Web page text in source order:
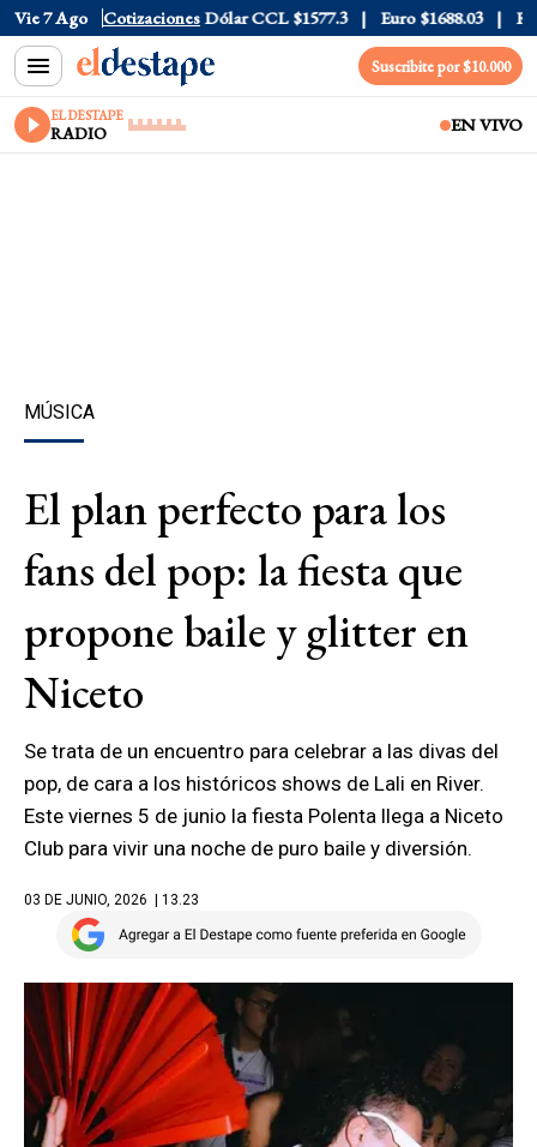
Vie 7 Ago Cotizaciones
Dólar Blue $1530 Dólar CCL $1577.3 Euro $1688.03 Riesgo
Suscribite por $10.000
EL DESTAPE
RADIO EN VIVO
MÚSICA
El plan perfecto para los
fans del pop: la fiesta que
propone baile y glitter en
Niceto
Se trata de un encuentro para celebrar a las divas del
pop, de cara a los históricos shows de Lali en River.
Este viernes 5 de junio la fiesta Polenta llega a Niceto
Club para vivir una noche de puro baile y diversión.
03 DE JUNIO, 2026 | 13.23